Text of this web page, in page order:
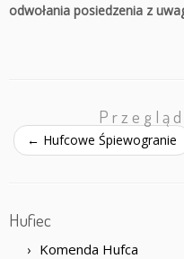
odwołania posiedzenia z
← Hufcowe Śpiewogranie
Hufiec
Komenda Hufca